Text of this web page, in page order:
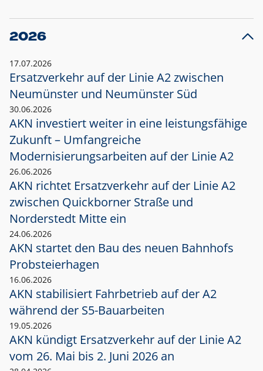
2026
17.07.2026
Ersatzverkehr auf der Linie A2 zwischen
Neumünster und Neumünster Süd
30.06.2026
AKN investiert weiter in eine leistungsfähige
Zukunft – Umfangreiche
Modernisierungsarbeiten auf der Linie A2
26.06.2026
AKN richtet Ersatzverkehr auf der Linie A2
zwischen Quickborner Straße und
Norderstedt Mitte ein
24.06.2026
AKN startet den Bau des neuen Bahnhofs
Probsteierhagen
16.06.2026
AKN stabilisiert Fahrbetrieb auf der A2
während der S5-Bauarbeiten
19.05.2026
AKN kündigt Ersatzverkehr auf der Linie A2
vom 26. Mai bis 2. Juni 2026 an